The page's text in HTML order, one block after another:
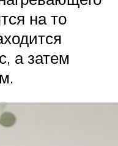
на то
а затем